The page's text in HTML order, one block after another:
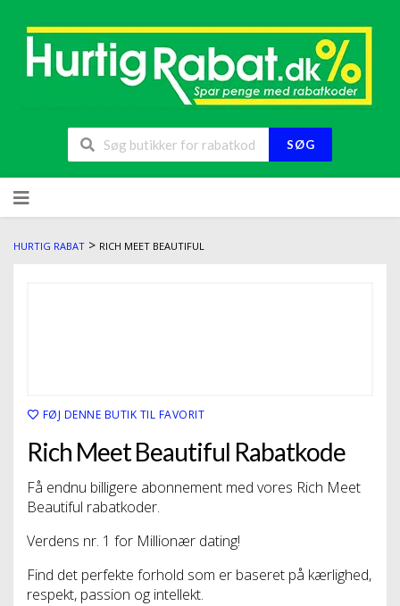
SØG
HURTIG RABAT > RICH MEET BEAUTIFUL
FØJ DENNE BUTIK TIL FAVORIT
Rich Meet Beautiful Rabatkode
Få endnu billigere abonnement med vores Rich Meet
Beautiful rabatkoder.
Verdens nr. 1 for Millionær dating!
Find det perfekte forhold som er baseret på kærlighed,
respekt, passion og intellekt.